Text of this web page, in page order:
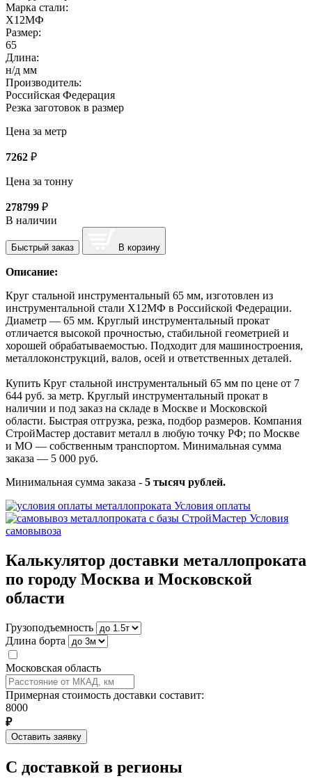
Марка стали:
Х12МФ
Размер:
65
Длина:
н/д мм
Производитель:
Российская Федерация
Резка заготовок в размер
Цена за метр
7262 ₽
Цена за тонну
278799 ₽
В наличии
Быстрый заказ В корзину
Описание:
Круг стальной инструментальный 65 мм, изготовлен из
инструментальной стали Х12МФ в Российской Федерации.
Диаметр — 65 мм. Круглый инструментальный прокат
отличается высокой прочностью, стабильной геометрией и
хорошей обрабатываемостью. Подходит для машиностроения,
металлоконструкций, валов, осей и ответственных деталей.
Купить Круг стальной инструментальный 65 мм по цене от 7
644 руб. за метр. Круглый инструментальный прокат в
наличии и под заказ на складе в Москве и Московской
области. Быстрая отгрузка, резка, подбор размеров. Компания
СтройМастер доставит металл в любую точку РФ; по Москве
и МО — собственным транспортом. Минимальная сумма
заказа — 5 000 руб.
Минимальная сумма заказа - 5 тысяч рублей.
Условия оплаты
Условия
самовывоза
Калькулятор доставки металлопроката
по городу Москва и Московской
области
Грузоподъемность
Длина борта
Московская область
Примерная стоимость доставки составит:
8000
₽
Оставить заявку
С доставкой в регионы